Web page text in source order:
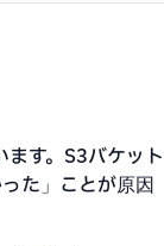
ます。S3バケット
た」ことが原因